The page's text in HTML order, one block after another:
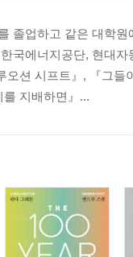
졸업하고 같은 대학
국에너지공단, 현대
오션 시프트』, 『그
지배하면』...